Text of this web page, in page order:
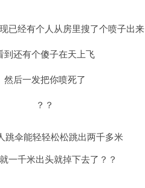
已经有个人从房里搜了个喷子出来
到还有个傻子在天上飞
然后一发把你喷死了
？？
跳伞能轻轻松松跳出两千多米
一千米出头就掉下去了？？